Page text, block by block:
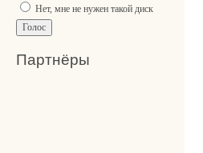
Нет, мне не нужен такой диск
Партнёры